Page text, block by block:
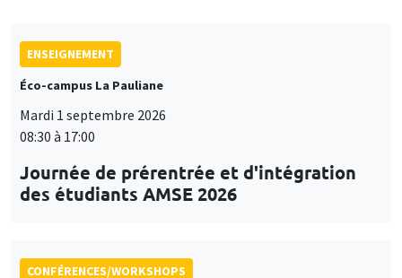
ENSEIGNEMENT
Éco-campus La Pauliane
Mardi 1 septembre 2026
08:30 à 17:00
Journée de prérentrée et d'intégration
des étudiants AMSE 2026
CONFÉRENCES/WORKSHOPS